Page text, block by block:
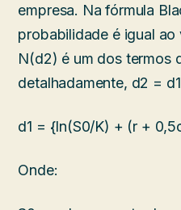
empresa. Na fórmula
probabilidade é igual ao
N(d2) é um dos termos
detalhadamente, d2 =
d1 = {ln(S0/K) + (r +
Onde: